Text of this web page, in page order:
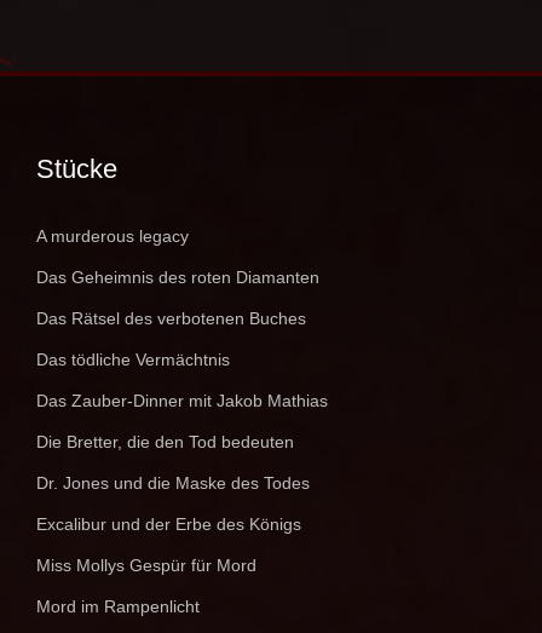
Stücke
A murderous legacy
Das Geheimnis des roten Diamanten
Das Rätsel des verbotenen Buches
Das tödliche Vermächtnis
Das Zauber-Dinner mit Jakob Mathias
Die Bretter, die den Tod bedeuten
Dr. Jones und die Maske des Todes
Excalibur und der Erbe des Königs
Miss Mollys Gespür für Mord
Mord im Rampenlicht